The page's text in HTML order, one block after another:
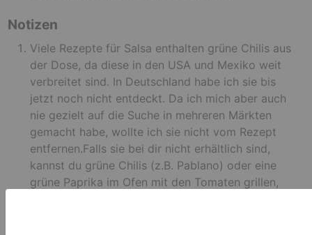
Notizen
Viele Rezepte für Salsa enthalten grüne Chilis aus
der Dose, da diese in den USA und Mexiko weit
verbreitet sind. In Deutschland habe ich sie bis
jetzt noch nicht entdeckt. Da ich mich aber auch
nie gezielt auf die Suche in mehreren Märkten
gemacht habe, wollte ich sie nicht vom Rezept
entfernen.Falls sie bei dir nicht erhältlich sind,
kannst du grüne Chilis (z.B. Pablano) oder eine
grüne Paprika im Ofen mit den Tomaten grillen,